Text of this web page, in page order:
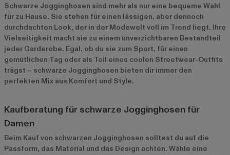
Schwarze Jogginghosen sind mehr als nur eine bequeme Wahl
für zu Hause. Sie stehen für einen lässigen, aber dennoch
durchdachten Look, der in der Modewelt voll im Trend liegt. Ihre
Vielseitigkeit macht sie zu einem unverzichtbaren Bestandteil
jeder Garderobe. Egal, ob du sie zum Sport, für einen
gemütlichen Tag oder als Teil eines coolen Streetwear-Outfits
trägst – schwarze Jogginghosen bieten dir immer den
perfekten Mix aus Komfort und Style.
Kaufberatung für schwarze Jogginghosen für
Damen
Beim Kauf von schwarzen Jogginghosen solltest du auf die
Passform, das Material und das Design achten. Wähle eine